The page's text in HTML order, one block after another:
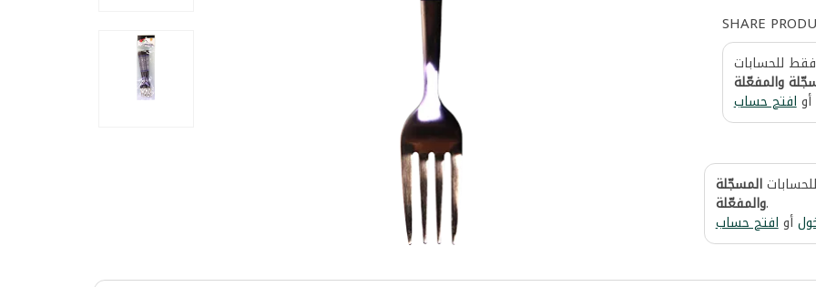
SHARE
فقط للحسابات
والمفعّلة
أوافتح حساب
المسجّلة
والمفعّلة.
أوافتح حساب